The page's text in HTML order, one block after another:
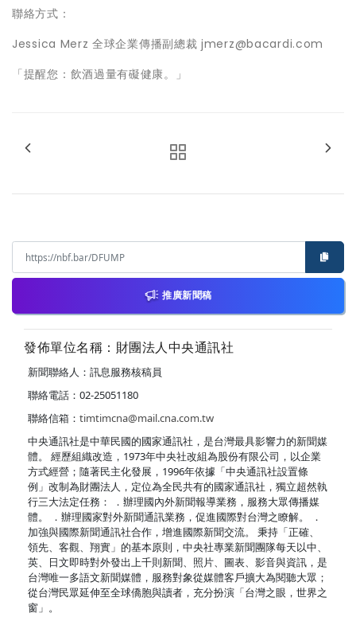
聯絡方式：
Jessica Merz 全球企業傳播副總裁 jmerz@bacardi.com
「提醒您：飲酒過量有礙健康。」
推廣新聞稿
發佈單位名稱：財團法人中央通訊社
新聞聯絡人：訊息服務核稿員
聯絡電話：02-25051180
聯絡信箱： timtimcna@mail.cna.com.tw
中央通訊社是中華民國的國家通訊社，是台灣最具影響力的新聞媒
體。 經歷組織改造，1973年中央社改組為股份有限公司，以企業
方式經營；隨著民主化發展，1996年依據「中央通訊社設置條
例」改制為財團法人，定位為全民共有的國家通訊社，獨立超然執
行三大法定任務： ．辦理國內外新聞報導業務，服務大眾傳播媒
體。 ．辦理國家對外新聞通訊業務，促進國際對台灣之瞭解。 ．
加強與國際新聞通訊社合作，增進國際新聞交流。 秉持「正確、
領先、客觀、翔實」的基本原則，中央社專業新聞團隊每天以中、
英、日文即時對外發出上千則新聞、照片、圖表、影音與資訊，是
台灣唯一多語文新聞媒體，服務對象從媒體客戶擴大為閱聽大眾；
從台灣民眾延伸至全球僑胞與讀者，充分扮演「台灣之眼，世界之
窗」。